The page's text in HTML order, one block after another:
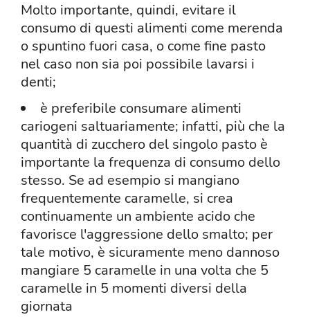
Molto importante, quindi, evitare il
consumo di questi alimenti come merenda
o spuntino fuori casa, o come fine pasto
nel caso non sia poi possibile lavarsi i
denti;
è preferibile consumare alimenti
cariogeni saltuariamente; infatti, più che la
quantità di zucchero del singolo pasto è
importante la frequenza di consumo dello
stesso. Se ad esempio si mangiano
frequentemente caramelle, si crea
continuamente un ambiente acido che
favorisce l'aggressione dello smalto; per
tale motivo, è sicuramente meno dannoso
mangiare 5 caramelle in una volta che 5
caramelle in 5 momenti diversi della
giornata